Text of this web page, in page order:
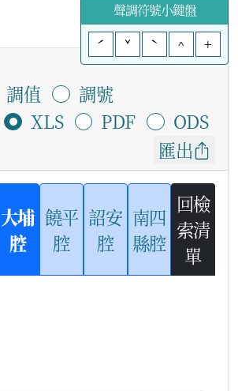
聲調符號小鍵盤
ˊ
ˇ ˋ ^ +
調值
調號
XLS
PDF
ODS
匯出
大埔
腔
饒平
腔
詔安
腔
南四
縣腔
回檢
索清
單